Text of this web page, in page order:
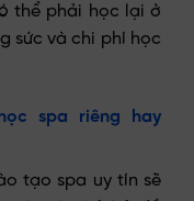
thể phải học lại ở
sức và chi phí học
spa riêng hay
tạo spa uy tín sẽ